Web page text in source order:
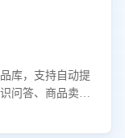
库，支持自动提
问答、商品卖点